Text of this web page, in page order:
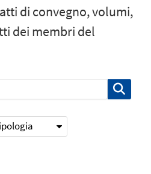
di convegno, volumi,
dei membri del